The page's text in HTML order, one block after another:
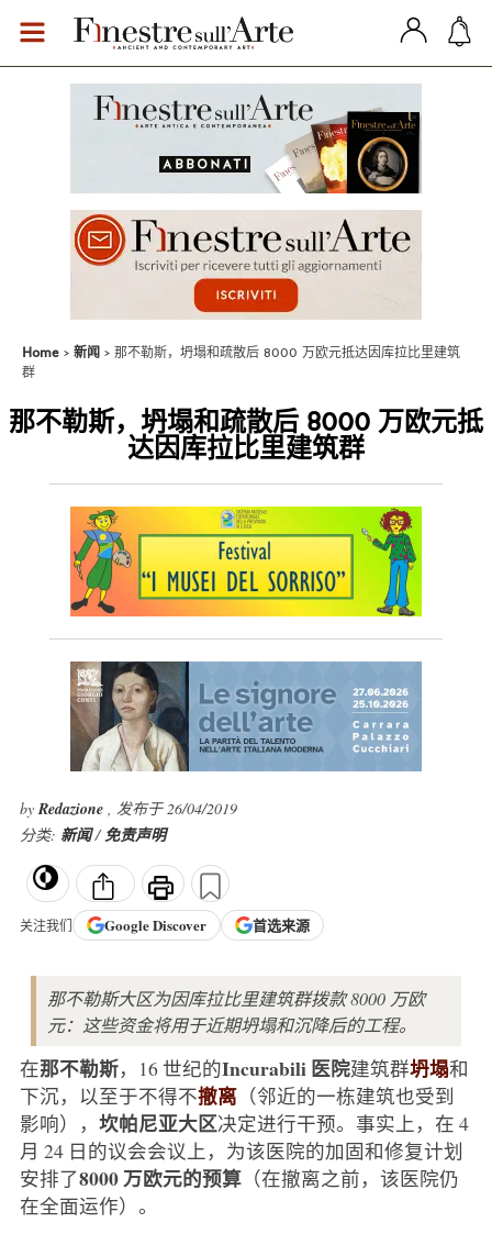
Home 新闻
那不勒斯，坍塌和疏散后 8000 万欧元抵达因库拉比里建筑
群
那不勒斯，坍塌和疏散后 8000 万欧元抵
达因库拉比里建筑群
byRedazione , 发布于 26/04/2019
分类: 新闻/免责声明
关注我们 GoogleDiscover 首选来源
那不勒斯大区为因库拉比里建筑群拨款 8000 万欧
元：这些资金将用于近期坍塌和沉降后的工程。
在那不勒斯，16 世纪的Incurabili 医院建筑群坍塌和
下沉，以至于不得不撤离（邻近的一栋建筑也受到
影响）， 坎帕尼亚大区决定进行干预。事实上，在 4
月 24 日的议会会议上，为该医院的加固和修复计划
安排了8000 万欧元的预算（在撤离之前，该医院仍
在全面运作）。